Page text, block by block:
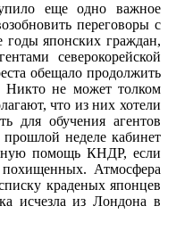
еще одно важное
переговоры с
годы японских граждан,
северокорейской
обещало продолжить
Никто не может толком
что из них хотели
для обучения агентов
неделе кабинет
помощь КНДР, если
похищенных. Атмосфера
краденых японцев
исчезла из Лондона в